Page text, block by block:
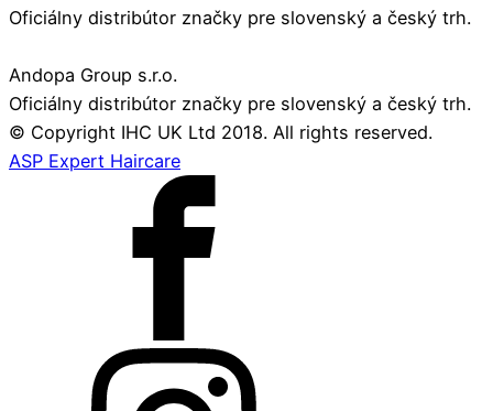
Oficiálny distribútor značky pre slovenský a český trh.
Andopa Group s.r.o.
Oficiálny distribútor značky pre slovenský a český trh.
© Copyright IHC UK Ltd 2018. All rights reserved.
ASP Expert Haircare